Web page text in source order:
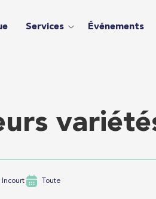
Services Événements
Incourt Toute